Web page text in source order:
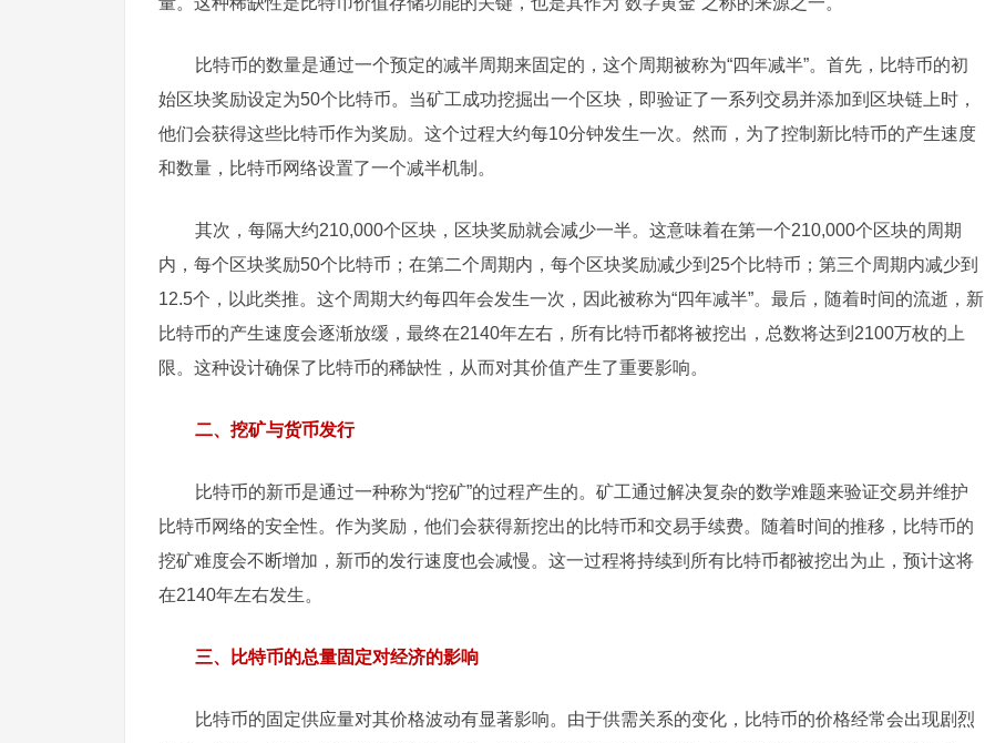
比特币的数量是通过一个预定的减半周期来固定的，这个周期被称为“四年减半”。首先，比特币的初
始区块奖励设定为50个比特币。当矿工成功挖掘出一个区块，即验证了一系列交易并添加到区块链上时，
他们会获得这些比特币作为奖励。这个过程大约每10分钟发生一次。然而，为了控制新比特币的产生速度
和数量，比特币网络设置了一个减半机制。
其次，每隔大约210,000个区块，区块奖励就会减少一半。这意味着在第一个210,000个区块的周期
内，每个区块奖励50个比特币；在第二个周期内，每个区块奖励减少到25个比特币；第三个周期内减少到
12.5个，以此类推。这个周期大约每四年会发生一次，因此被称为“四年减半”。最后，随着时间的流逝，新
比特币的产生速度会逐渐放缓，最终在2140年左右，所有比特币都将被挖出，总数将达到2100万枚的上
限。这种设计确保了比特币的稀缺性，从而对其价值产生了重要影响。
二、挖矿与货币发行
比特币的新币是通过一种称为“挖矿”的过程产生的。矿工通过解决复杂的数学难题来验证交易并维护
比特币网络的安全性。作为奖励，他们会获得新挖出的比特币和交易手续费。随着时间的推移，比特币的
挖矿难度会不断增加，新币的发行速度也会减慢。这一过程将持续到所有比特币都被挖出为止，预计这将
在2140年左右发生。
三、比特币的总量固定对经济的影响
比特币的固定供应量对其价格波动有显著影响。由于供需关系的变化，比特币的价格经常会出现剧烈